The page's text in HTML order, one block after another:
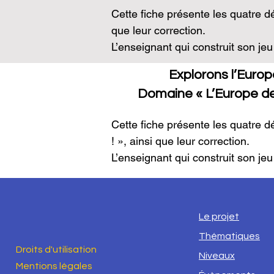
- Défi « L’art mauresque en
- Défi « Un pont romain »
Cette fiche présente les quatre
que leur correction.
L’enseignant qui construit son
en couleurs, et imprimer la
Pour les défis sur le mythe
découper (si possible les
dessus et effacer.
- Défi « Le mythe d’Europe »
- Défi « Le mythe de Cadmos »
Explorons
Domaine « L’Europe
Cette fiche présente les quatre
! », ainsi que leur correction.
L’enseignant qui construit son
- Défi « Construire un polder »
- Défi « L’Agence spatiale
- Défi « La vaccination»​
Droits d'utilisation
Mentions légales
Le projet
Thématiques
Niveaux